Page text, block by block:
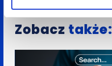
Zobacz także: